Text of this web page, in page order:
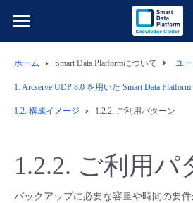
データ利活用
ネットワーク
よくある質問
クラウド/サーバー
料金シミュレーター
ご利用開始ガイド
ホーム Smart Data Platformについて ユ
1. Arcserve UDP 8.0 を用いた Smart Data Platform で
1.2. 構成イメージ 1.2.2. ご利用パターン
1.2.2. ご利用パ
バックアップに必要な容量や時間の要件